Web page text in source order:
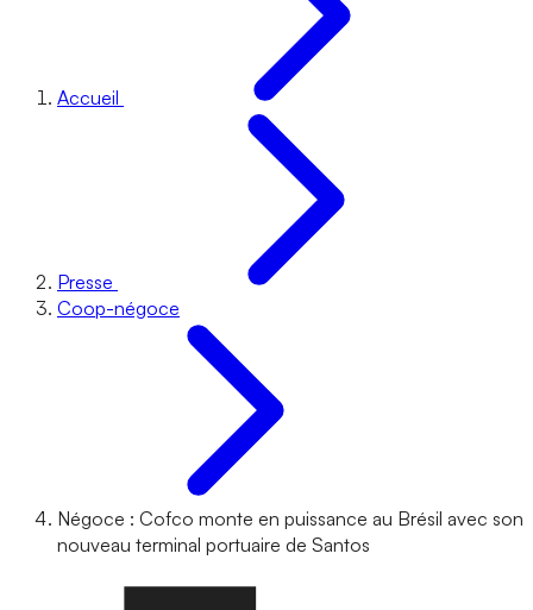
Accueil
Presse
Coop-négoce
Négoce : Cofco monte en puissance au Brésil avec son
nouveau terminal portuaire de Santos